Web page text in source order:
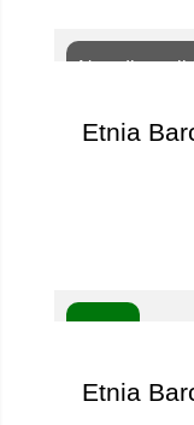
Non
Etnia
Etnia